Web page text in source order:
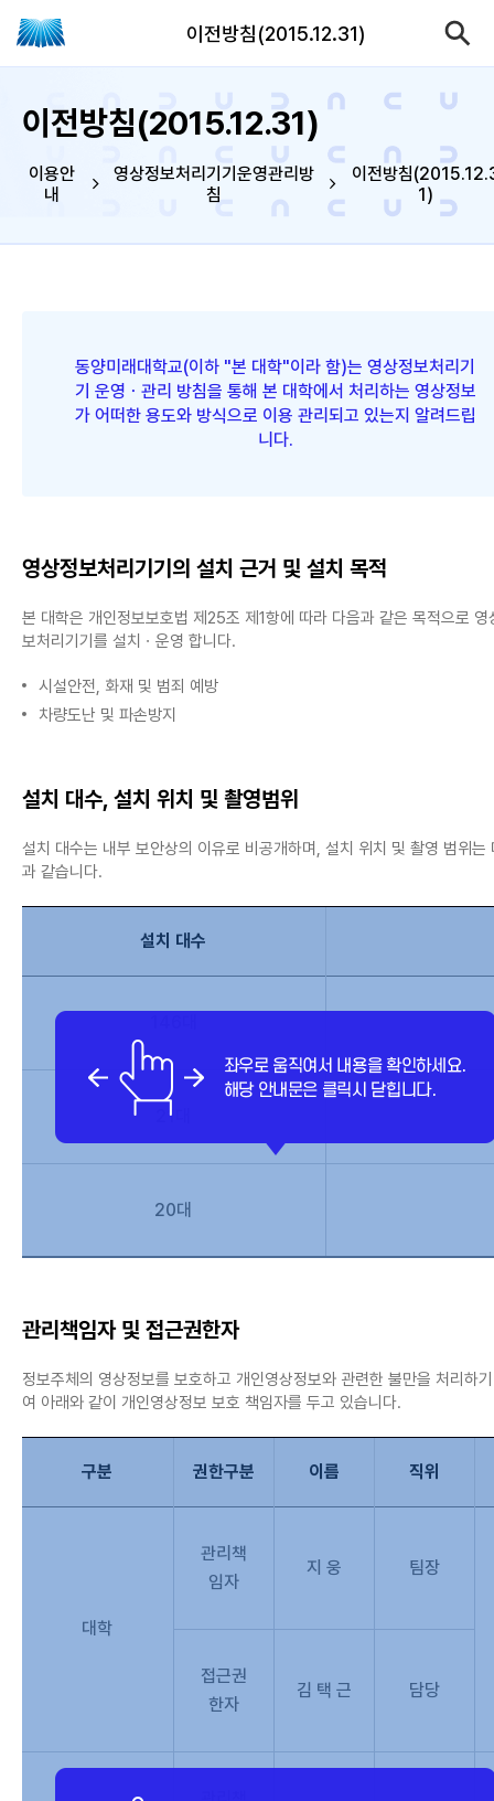
이전방침(2015.12.31)
이전방침(2015.12.31)
이용안
내
영상정보처리기기운영관리방
침
이전방침
1)
동양미래대학교(이하 "본 대학"이라 함)는 영상정보처리기
기 운영ㆍ관리 방침을 통해 본 대학에서 처리하는 영상정보
가 어떠한 용도와 방식으로 이용 관리되고 있는지 알려드립
니다.
영상정보처리기기의 설치 근거 및 설치 목적
본 대학은 개인정보보호법 제25조 제1항에 따라 다음과 같은 목적으로 영
보처리기기를 설치ㆍ운영 합니다.
시설안전, 화재 및 범죄 예방
차량도난 및 파손방지
설치 대수, 설치 위치 및 촬영범위
설치 대수는 내부 보안상의 이유로 비공개하며, 설치 위치 및 촬영 범위는
과 같습니다.
설치 대수
21대
20대
관리책임자 및 접근권한자
정보주체의 영상정보를 보호하고 개인영상정보와 관련한 불만을 처리하
여 아래와 같이 개인영상정보 보호 책임자를 두고 있습니다.
구분 권한구분 이름 직위
대학
관리책
임자
지 웅 팀장
접근권
한자
김 택 근 담당